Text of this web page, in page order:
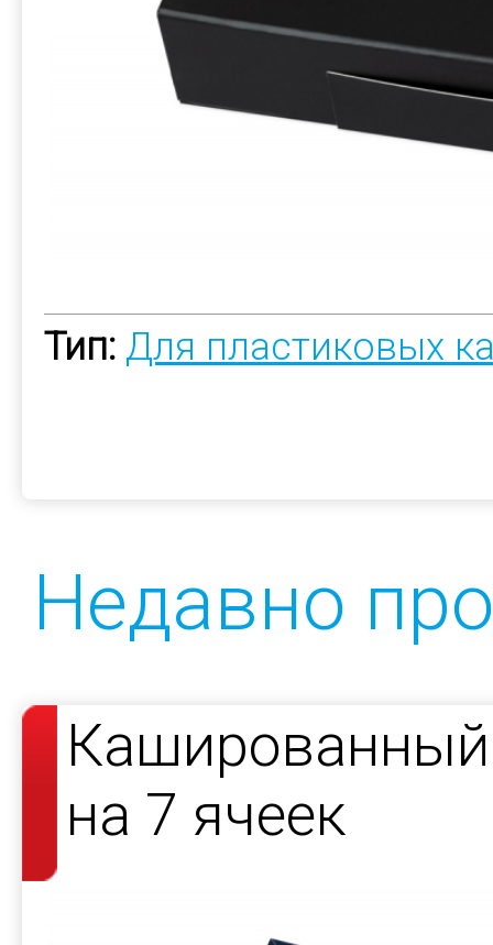
Тип: Для пластиковых
Недавно
Кашированный
на 7 ячеек